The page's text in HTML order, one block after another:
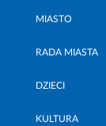
MIASTO
RADA MIASTA
DZIECI
KULTURA